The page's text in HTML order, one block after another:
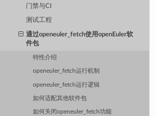
门禁与CI
测试工程
通过openeuler_fetch使用openEuler软
件包
特性介绍
openeuler_fetch运行机制
openeuler_fetch运行逻辑
如何适配其他软件包
如何关闭openeuler_fetch功能